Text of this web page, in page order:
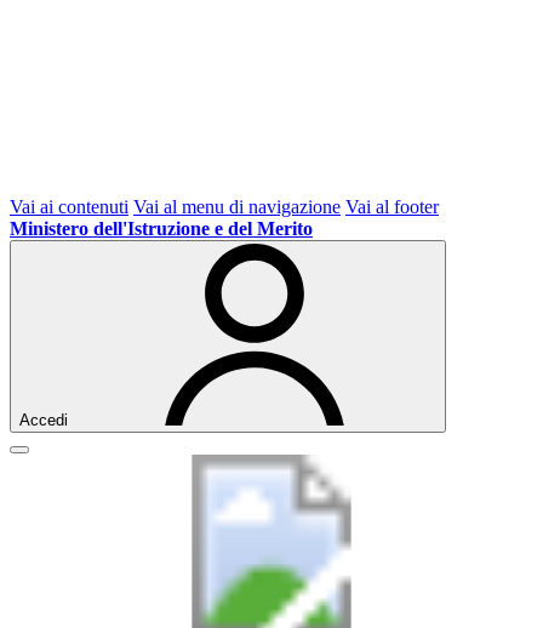
Vai ai contenuti Vai al menu di navigazione Vai al footer
Ministero dell'Istruzione e del Merito
Accedi